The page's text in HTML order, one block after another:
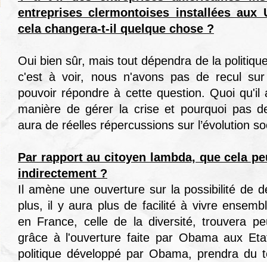
entreprises clermontoises installées aux
cela changera-t-il quelque chose ?
Oui bien sûr, mais tout dépendra de la
c'est à voir, nous n'avons pas de recul
pouvoir répondre à cette question. Quoi qu'il
manière de gérer la crise et pourquoi pas
aura de réelles répercussions sur l’évolution
Par rapport au citoyen lambda, que cela
indirectement ?
Il amène une ouverture sur la possibilité de
plus, il y aura plus de facilité à vivre
en France, celle de la diversité, trouvera
grâce à l'ouverture faite par Obama aux
politique développé par Obama, prendra du